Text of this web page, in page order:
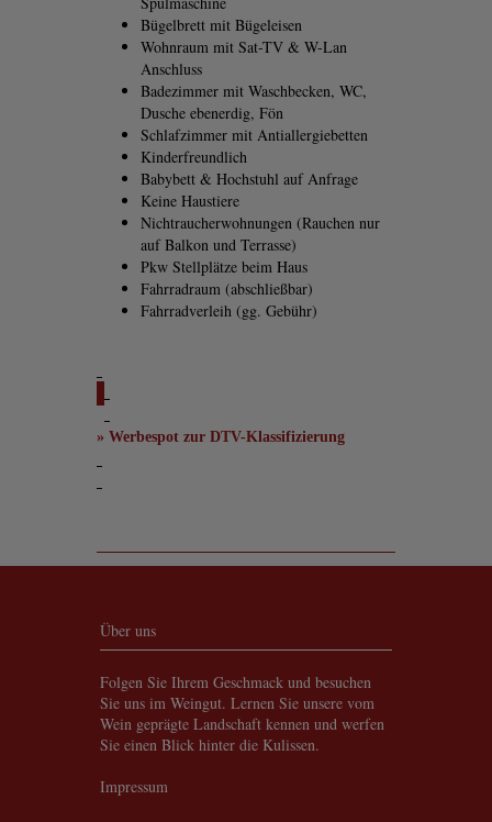
Bügelbrett mit Bügeleisen
Wohnraum mit Sat-TV & W-Lan
Anschluss
Badezimmer mit Waschbecken, WC,
Dusche ebenerdig, Fön
Schlafzimmer mit Antiallergiebetten
Kinderfreundlich
Babybett & Hochstuhl auf Anfrage
Keine Haustiere
Nichtraucherwohnungen (Rauchen nur
auf Balkon und Terrasse)
Pkw Stellplätze beim Haus
Fahrradraum (abschließbar)
Fahrradverleih (gg. Gebühr)
» Werbespot zur DTV-Klassifizierung
Über uns
Folgen Sie Ihrem Geschmack und besuchen
Sie uns im Weingut. Lernen Sie unsere vom
Wein geprägte Landschaft kennen und werfen
Sie einen Blick hinter die Kulissen.
Impressum